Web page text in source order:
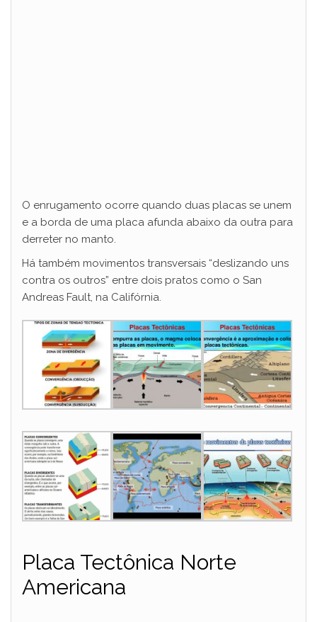
O enrugamento ocorre quando duas placas se unem
e a borda de uma placa afunda abaixo da outra para
derreter no manto.
Há também movimentos transversais “deslizando uns
contra os outros” entre dois pratos como o San
Andreas Fault, na Califórnia.
Placa Tectônica Norte
Americana